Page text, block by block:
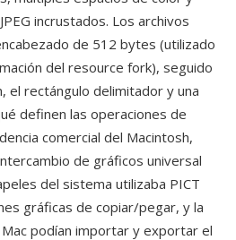
incrustados. Los archivos
de 512 bytes (utilizado
del resource fork), seguido
el rectángulo delimitador y una
definen las operaciones de
comercial del Macintosh,
de gráficos universal
del sistema utilizaba PICT
gráficas de copiar/pegar, y la
podían importar y exportar el